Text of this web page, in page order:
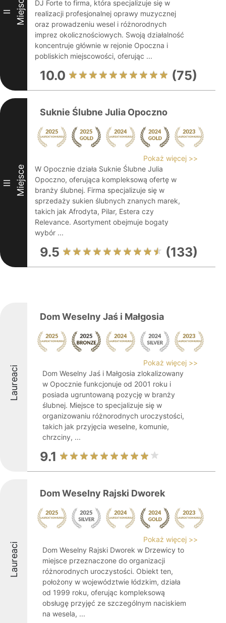
II Miejsce
DJ Forte to firma, która specjalizuje się w
realizacji profesjonalnej oprawy muzycznej
oraz prowadzeniu wesel i różnorodnych
imprez okolicznościowych. Swoją działalność
koncentruje głównie w rejonie Opoczna i
pobliskich miejscowości, oferując ...
10.0 (75)
III Miejsce
Suknie Ślubne Julia Opoczno
Pokaż więcej >>
W Opocznie działa Suknie Ślubne Julia
Opoczno, oferująca kompleksową ofertę w
branży ślubnej. Firma specjalizuje się w
sprzedaży sukien ślubnych znanych marek,
takich jak Afrodyta, Pilar, Estera czy
Relevance. Asortyment obejmuje bogaty
wybór ...
9.5 (133)
Laureaci
Dom Weselny Jaś i Małgosia
Pokaż więcej >>
Dom Weselny Jaś i Małgosia zlokalizowany
w Opocznie funkcjonuje od 2001 roku i
posiada ugruntowaną pozycję w branży
ślubnej. Miejsce to specjalizuje się w
organizowaniu różnorodnych uroczystości,
takich jak przyjęcia weselne, komunie,
chrzciny, ...
9.1
Laureaci
Dom Weselny Rajski Dworek
Pokaż więcej >>
Dom Weselny Rajski Dworek w Drzewicy to
miejsce przeznaczone do organizacji
różnorodnych uroczystości. Obiekt ten,
położony w województwie łódzkim, działa
od 1999 roku, oferując kompleksową
obsługę przyjęć ze szczególnym naciskiem
na wesela, ...